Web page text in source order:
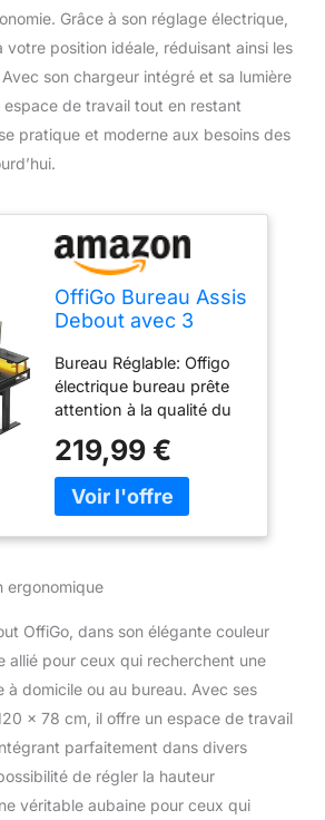
Grâce à son réglage électrique,
votre position idéale, réduisant ainsi les
son chargeur intégré et sa lumière
espace de travail tout en restant
pratique et moderne aux besoins des
OffiGo Bureau Assis
Debout avec 3
Bureau Gaming,
Noir
Bureau Réglable: Offigo
électrique bureau prête
attention à la qualité du
boutons de mémoire et
peut être facilement
réglée à votre hauteur
levage est fluide et
compris entre 45
décibels et 55 décibels. 3
Tiroirs en tissu et
Support de Moniteur: 3
tiroirs en tissu offrent un
espace de rangement
suffisant, et la structure
en acier stable et solide
219,99 €
ergonomique
OffiGo, dans son élégante couleur
allié pour ceux qui recherchent une
à domicile ou au bureau. Avec ses
x 78 cm, il offre un espace de travail
parfaitement dans divers
de régler la hauteur
véritable aubaine pour ceux qui